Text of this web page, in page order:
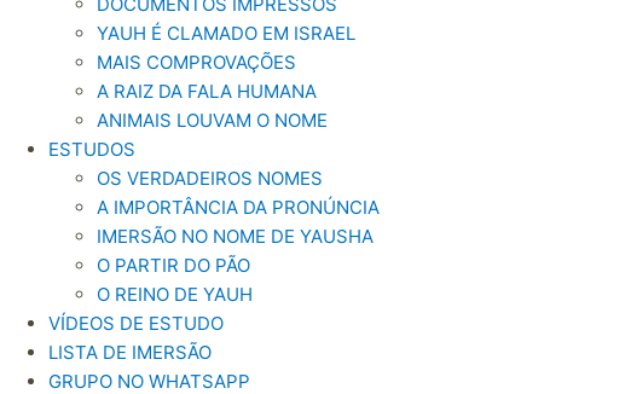
YAUH É CLAMADO EM ISRAEL
MAIS COMPROVAÇÕES
A RAIZ DA FALA HUMANA
ANIMAIS LOUVAM O NOME
ESTUDOS
OS VERDADEIROS NOMES
A IMPORTÂNCIA DA PRONÚNCIA
IMERSÃO NO NOME DE YAUSHA
O PARTIR DO PÃO
O REINO DE YAUH
VÍDEOS DE ESTUDO
LISTA DE IMERSÃO
GRUPO NO WHATSAPP